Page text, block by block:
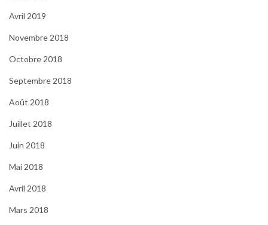
Avril 2019
Novembre 2018
Octobre 2018
Septembre 2018
Août 2018
Juillet 2018
Juin 2018
Mai 2018
Avril 2018
Mars 2018